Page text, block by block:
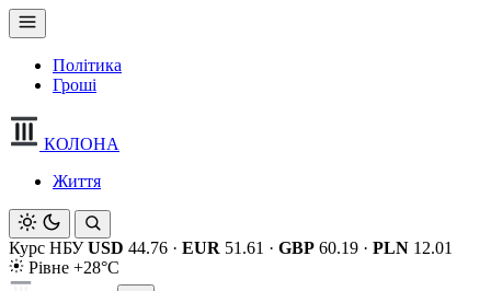
Політика
Гроші
КОЛОНА
Життя
Курс НБУ USD 44.76 · EUR 51.61 · GBP 60.19 · PLN 12.01
Рівне +28°C